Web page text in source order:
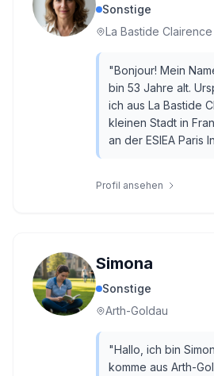
Sonstige
La Bastide Clairence
"Bonjour! Mein
bin 53 Jahre alt.
ich aus La Bastide
kleinen Stadt in
an der ESIEA Paris
Profil ansehen
Simona
Sonstige
Arth-Goldau
"Hallo, ich bin
komme aus Arth-